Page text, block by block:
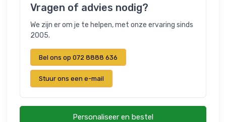
Vragen of advies nodig?
We zijn er om je te helpen, met onze ervaring sinds
2005.
Bel ons op 072 8888 636
Stuur ons een e-mail
Personaliseer en bestel